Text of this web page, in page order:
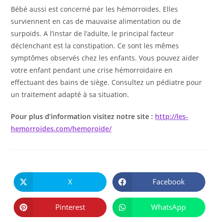
Bébé aussi est concerné par les hémorroïdes. Elles
surviennent en cas de mauvaise alimentation ou de
surpoids. A l’instar de l’adulte, le principal facteur
déclenchant est la constipation. Ce sont les mêmes
symptômes observés chez les enfants. Vous pouvez aider
votre enfant pendant une crise hémorroïdaire en
effectuant des bains de siège. Consultez un pédiatre pour
un traitement adapté à sa situation.
Pour plus d’information visitez notre site : http://les-
hemorroides.com/hemoroide/
CE
CONTENU
Ouvrir
dans
une
autre
fenêtre
X Ouvrir
dans
une
autre
fenêtre
Facebook
Ouvrir
dans
Pinterest Ouvrir
dans
WhatsApp